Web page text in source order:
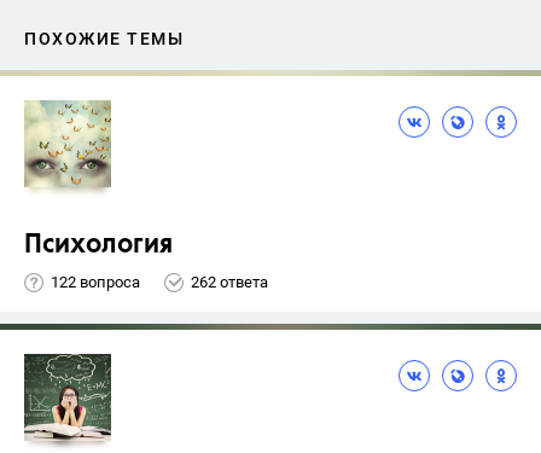
ПОХОЖИЕ ТЕМЫ
Психология
122 вопроса 262 ответа